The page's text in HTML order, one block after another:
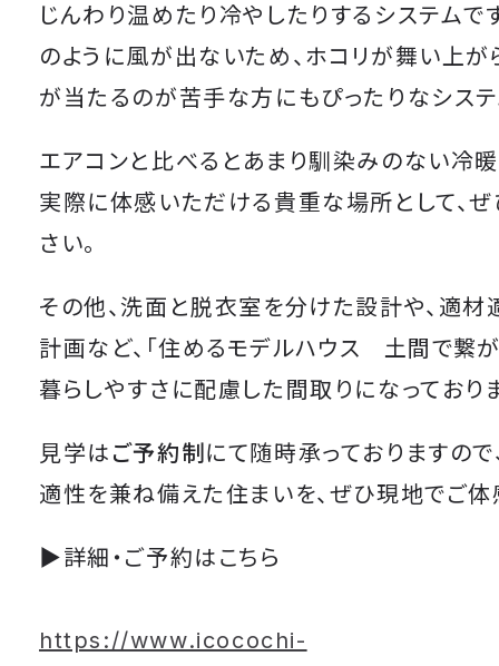
じんわり温めたり冷やしたりするシステムで
のように風が出ないため、ホコリが舞い上が
が当たるのが苦手な方にもぴったりなシステ
エアコンと比べるとあまり馴染みのない冷
実際に体感いただける貴重な場所として、
さい。
その他、洗面と脱衣室を分けた設計や、適
計画など、 「住めるモデルハウス 土間で繋
暮らしやすさに配慮した間取りになっており
見学は ご予約制 にて随時承っておりますので
適性を兼ね備えた住まいを、ぜひ現地でご体
▶詳細・ご予約はこちら
https://www.icocochi-